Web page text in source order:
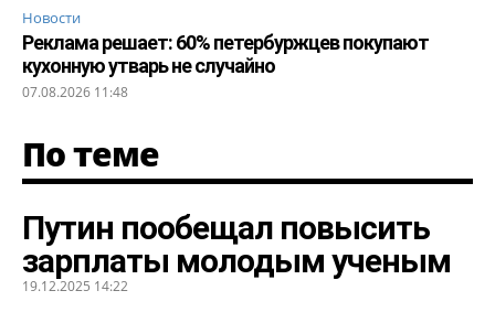
Новости
Реклама решает: 60% петербуржцев покупают
кухонную утварь не случайно
07.08.2026 11:48
По теме
Путин пообещал повысить
зарплаты молодым ученым
19.12.2025 14:22